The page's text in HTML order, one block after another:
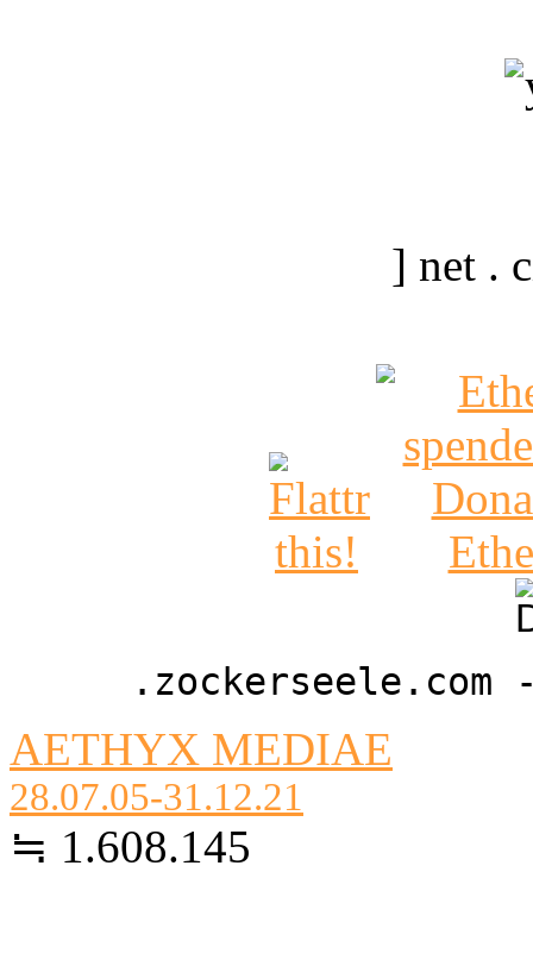
] net .
AETHYX MEDIAE
28.07.05-31.12.21
≒ 1.608.145